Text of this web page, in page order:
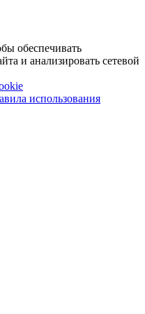
обеспечивать
и анализировать сетевой
использования